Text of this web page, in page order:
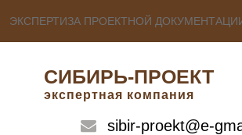
ЭКСПЕРТИЗА ПРОЕКТНОЙ
СИБИРЬ-ПРОЕКТ
экспертная компания
sibir-proekt@e-